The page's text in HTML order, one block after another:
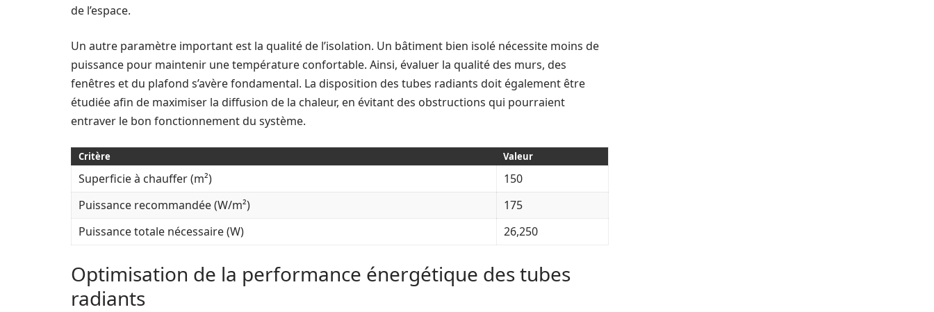
de l’espace.
Un autre paramètre important est la qualité de l’isolation. Un bâtiment bien isolé nécessite moins de
puissance pour maintenir une température confortable. Ainsi, évaluer la qualité des murs, des
fenêtres et du plafond s’avère fondamental. La disposition des tubes radiants doit également être
étudiée afin de maximiser la diffusion de la chaleur, en évitant des obstructions qui pourraient
entraver le bon fonctionnement du système.
Critère Valeur
Superficie à chauffer (m²)
150
Puissance recommandée (W/m²)
175
Puissance totale nécessaire (W)
26,250
Optimisation de la performance énergétique des tubes
radiants